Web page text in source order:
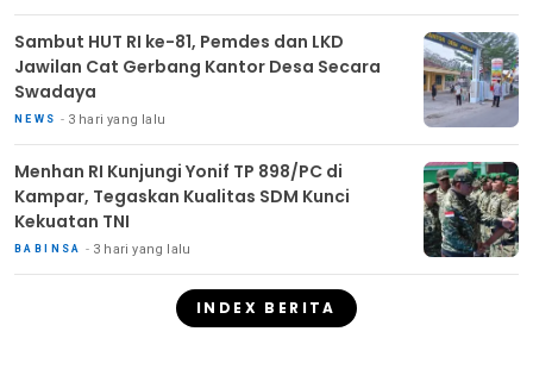
Sambut HUT RI ke-81, Pemdes dan LKD
Jawilan Cat Gerbang Kantor Desa Secara
Swadaya
NEWS 3 hari yang lalu
Menhan RI Kunjungi Yonif TP 898/PC di
Kampar, Tegaskan Kualitas SDM Kunci
Kekuatan TNI
BABINSA 3 hari yang lalu
INDEX BERITA